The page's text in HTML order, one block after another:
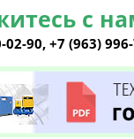
с
02-90, +7 (963)